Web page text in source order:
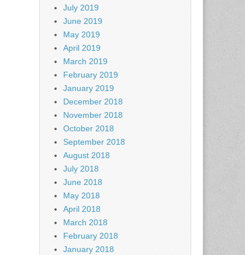
July 2019
June 2019
May 2019
April 2019
March 2019
February 2019
January 2019
December 2018
November 2018
October 2018
September 2018
August 2018
July 2018
June 2018
May 2018
April 2018
March 2018
February 2018
January 2018